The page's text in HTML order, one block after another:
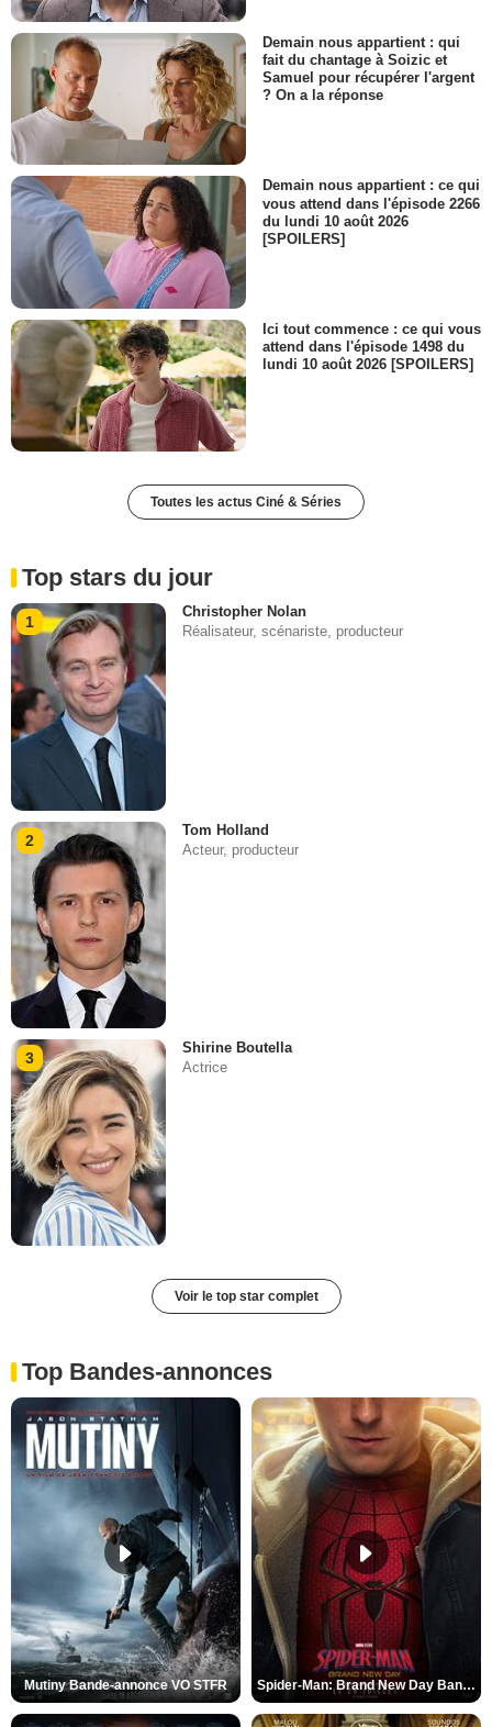
Demain nous appartient : qui
fait du chantage à Soizic et
Samuel pour récupérer l'argent
? On a la réponse
Demain nous appartient : ce qui
vous attend dans l'épisode 2266
du lundi 10 août 2026
[SPOILERS]
Ici tout commence : ce qui vous
attend dans l'épisode 1498 du
lundi 10 août 2026 [SPOILERS]
Toutes les actus Ciné & Séries
Top stars du jour
1
Christopher Nolan
Réalisateur, scénariste, producteur
2
Tom Holland
Acteur, producteur
3
Shirine Boutella
Actrice
Voir le top star complet
Top Bandes-annonces
Mutiny Bande-annonce VO STFR Spider-Man: Brand New Day Bande-annonce VO STFR